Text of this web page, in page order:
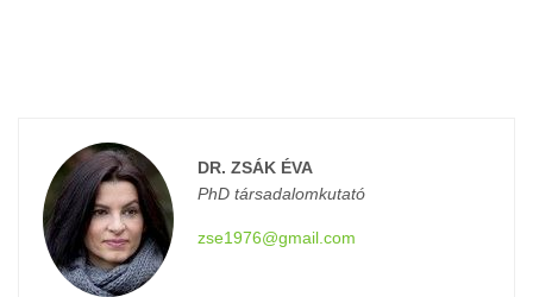
DR. ZSÁK ÉVA
PhD társadalomkutató
zse1976@gmail.com